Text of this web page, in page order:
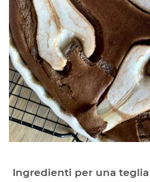
Ingredienti per una